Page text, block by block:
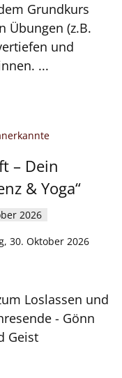
Grundkurs
Übungen (z.B.
und
...
– Dein
& Yoga“
2026
30. Oktober 2026
Loslassen und
- Gönn
Geist